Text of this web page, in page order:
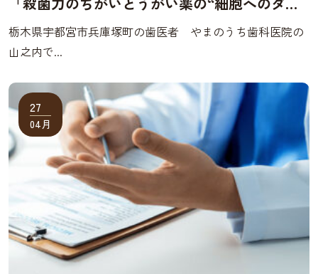
ージ”を比較」
栃木県宇都宮市兵庫塚町の歯医者 やまのうち歯科医院の
山之内で...
27
04月